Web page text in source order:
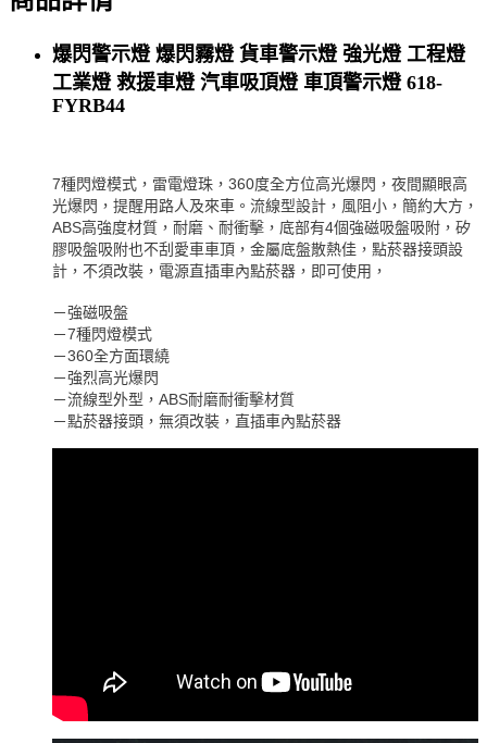
爆閃警示燈 爆閃霧燈 貨車警示燈 強光燈 工程燈
工業燈 救援車燈 汽車吸頂燈 車頂警示燈 618-
FYRB44
7種閃燈模式，雷電燈珠，360度全方位高光爆閃，夜間顯眼高
光爆閃，提醒用路人及來車。流線型設計，風阻小，簡約大方，
ABS高強度材質，耐磨、耐衝擊，底部有4個強磁吸盤吸附，矽
膠吸盤吸附也不刮愛車車頂，金屬底盤散熱佳，點菸器接頭設
計，不須改裝，電源直插車內點菸器，即可使用，
－強磁吸盤
－7種閃燈模式
－360全方面環繞
－強烈高光爆閃
－流線型外型，ABS耐磨耐衝擊材質
－點菸器接頭，無須改裝，直插車內點菸器